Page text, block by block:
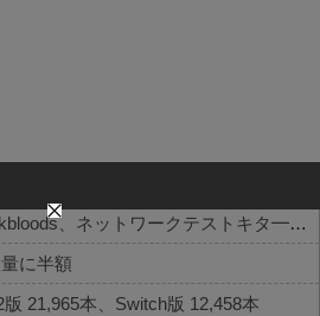
独になる
【朗報】 フロム新作Duskbloods、ネットワークテストキタ━━━━(゜∀゜)━━━━!!
に半額
版 21,965本、Switch版 12,458本